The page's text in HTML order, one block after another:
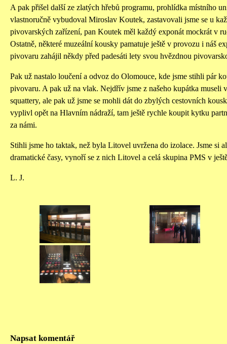
A pak přišel další ze zlatých hřebů programu, prohlídka místního
vlastnoručně vybudoval Miroslav Koutek, zastavovali jsme se u
pivovarských zařízení, pan Koutek měl každý exponát mockrát v
Ostatně, některé muzeální kousky pamatuje ještě v provozu i náš
pivovaru zahájil někdy před padesáti lety svou hvězdnou
Pak už nastalo loučení a odvoz do Olomouce, kde jsme stihli pár
pivovaru. A pak už na vlak. Nejdřív jsme z našeho kupátka museli
squattery, ale pak už jsme se mohli dát do zbylých cestovních
vyplivl opět na Hlavním nádraží, tam ještě rychle koupit kytku
za námi.
Stihli jsme ho taktak, než byla Litovel uvržena do izolace. Jsme si
dramatické časy, vynoří se z nich Litovel a celá skupina PMS v
L. J.
Napsat komentář